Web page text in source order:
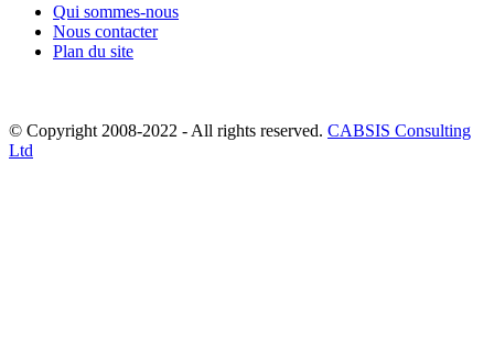
Qui sommes-nous
Nous contacter
Plan du site
© Copyright 2008-2022 - All rights reserved. CABSIS Consulting
Ltd